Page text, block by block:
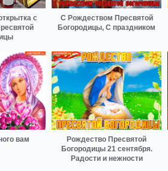
с
С Рождеством Пресвятой
Богородицы, С праздником
вам
Рождество Пресвятой
Богородицы 21 сентября.
Радости и нежности